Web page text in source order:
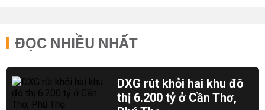
ĐỌC NHIỀU NHẤT
DXG rút khỏi hai khu đô
thị 6.200 tỷ ở Cần Thơ,